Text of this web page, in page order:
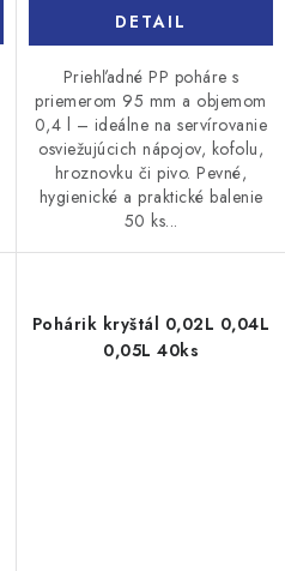
DETAIL
Priehľadné PP poháre s
priemerom 95 mm a objemom
0,4 l – ideálne na servírovanie
osviežujúcich nápojov, kofolu,
hroznovku či pivo. Pevné,
hygienické a praktické balenie
50 ks...
Pohárik kryštál 0,02L 0,04L
0,05L 40ks